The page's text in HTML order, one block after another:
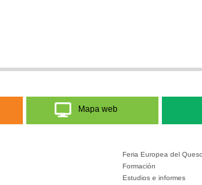
Mapa web
Feria Europea del Queso
Formación
Estudios e informes